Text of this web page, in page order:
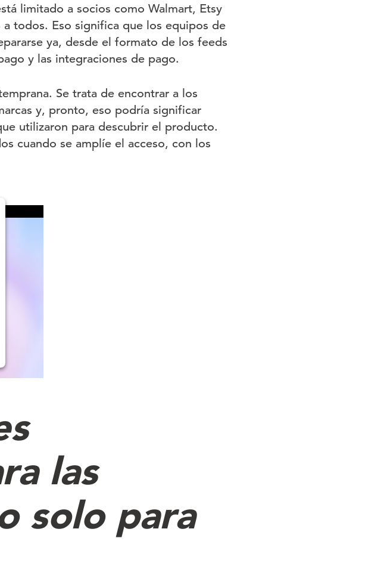
limitado a socios como Walmart, Etsy
todos. Eso significa que los equipos de
ya, desde el formato de los feeds
y las integraciones de pago.
Se trata de encontrar a los
y, pronto, eso podría significar
utilizaron para descubrir el producto.
cuando se amplíe el acceso, con los
las
solo para